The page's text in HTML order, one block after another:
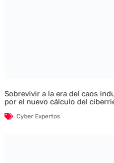
Sobrevivir a la era del caos
por el nuevo cálculo del
Cyber Expertos